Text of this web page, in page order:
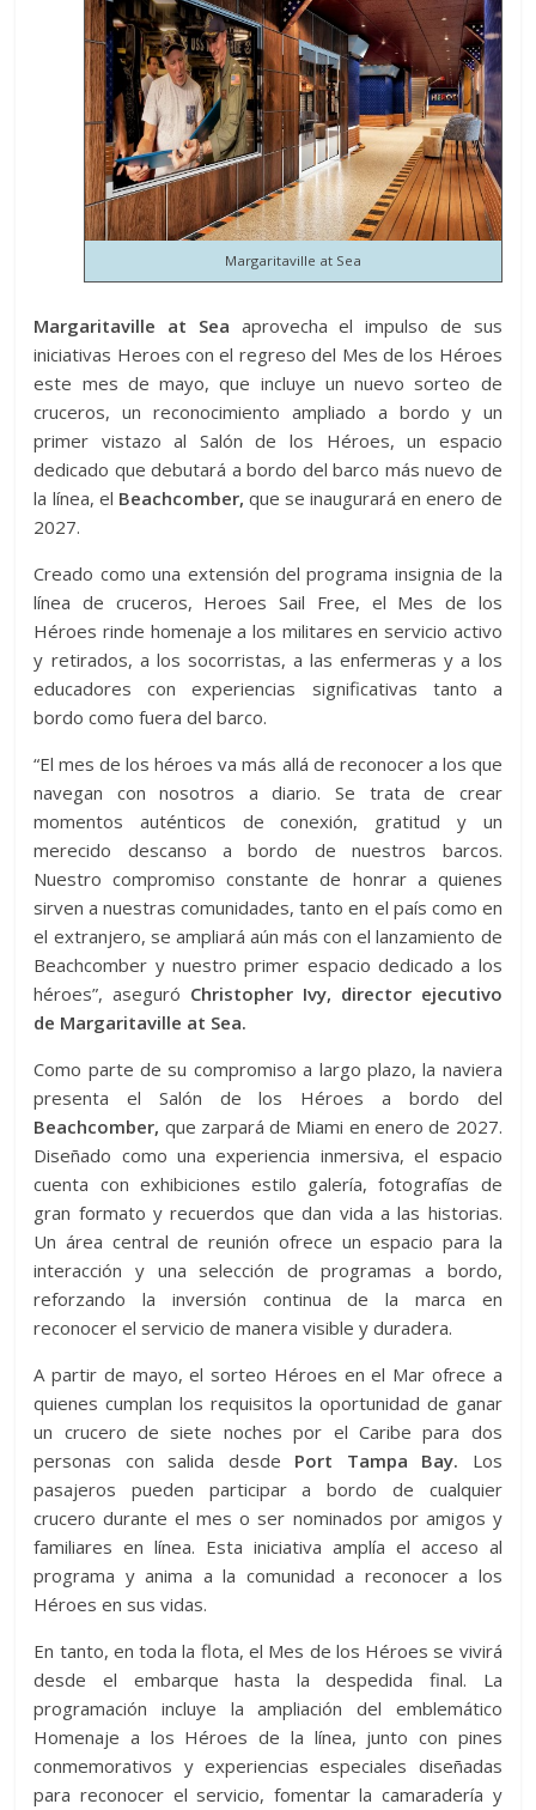
Margaritaville at Sea
Margaritaville at Sea aprovecha el impulso de sus
iniciativas Heroes con el regreso del Mes de los Héroes
este mes de mayo, que incluye un nuevo sorteo de
cruceros, un reconocimiento ampliado a bordo y un
primer vistazo al Salón de los Héroes, un espacio
dedicado que debutará a bordo del barco más nuevo de
la línea, el Beachcomber, que se inaugurará en enero de
2027.
Creado como una extensión del programa insignia de la
línea de cruceros, Heroes Sail Free, el Mes de los
Héroes rinde homenaje a los militares en servicio activo
y retirados, a los socorristas, a las enfermeras y a los
educadores con experiencias significativas tanto a
bordo como fuera del barco.
“El mes de los héroes va más allá de reconocer a los que
navegan con nosotros a diario. Se trata de crear
momentos auténticos de conexión, gratitud y un
merecido descanso a bordo de nuestros barcos.
Nuestro compromiso constante de honrar a quienes
sirven a nuestras comunidades, tanto en el país como en
el extranjero, se ampliará aún más con el lanzamiento de
Beachcomber y nuestro primer espacio dedicado a los
héroes”, aseguró Christopher Ivy, director ejecutivo
de Margaritaville at Sea.
Como parte de su compromiso a largo plazo, la naviera
presenta el Salón de los Héroes a bordo del
Beachcomber, que zarpará de Miami en enero de 2027.
Diseñado como una experiencia inmersiva, el espacio
cuenta con exhibiciones estilo galería, fotografías de
gran formato y recuerdos que dan vida a las historias.
Un área central de reunión ofrece un espacio para la
interacción y una selección de programas a bordo,
reforzando la inversión continua de la marca en
reconocer el servicio de manera visible y duradera.
A partir de mayo, el sorteo Héroes en el Mar ofrece a
quienes cumplan los requisitos la oportunidad de ganar
un crucero de siete noches por el Caribe para dos
personas con salida desde Port Tampa Bay. Los
pasajeros pueden participar a bordo de cualquier
crucero durante el mes o ser nominados por amigos y
familiares en línea. Esta iniciativa amplía el acceso al
programa y anima a la comunidad a reconocer a los
Héroes en sus vidas.
En tanto, en toda la flota, el Mes de los Héroes se vivirá
desde el embarque hasta la despedida final. La
programación incluye la ampliación del emblemático
Homenaje a los Héroes de la línea, junto con pines
conmemorativos y experiencias especiales diseñadas
para reconocer el servicio, fomentar la camaradería y